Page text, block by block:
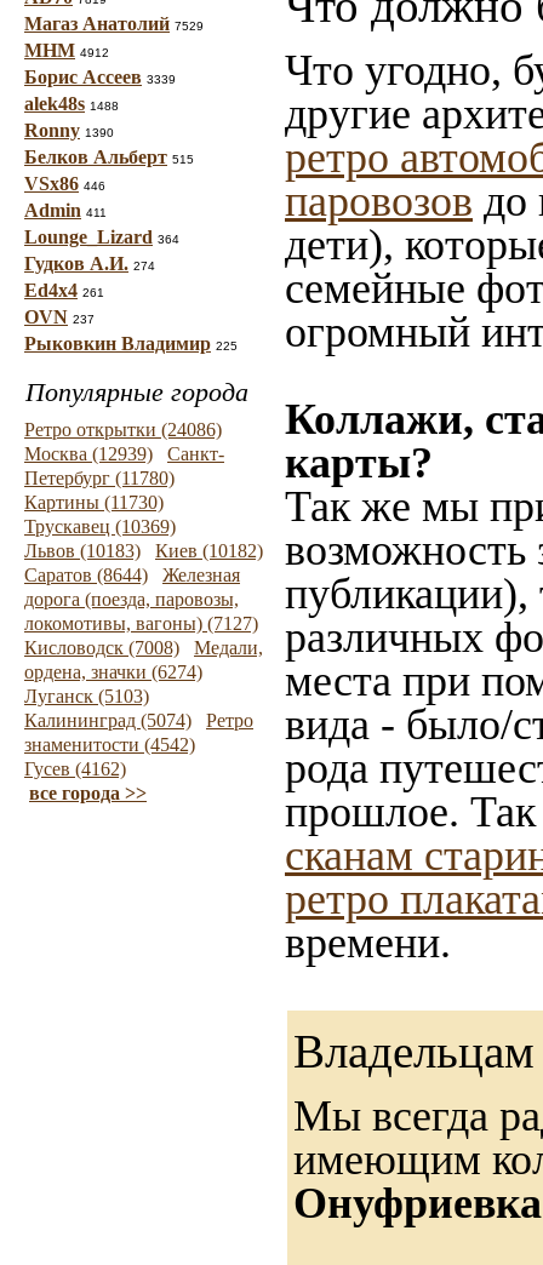
Магаз Анатолий 7529
МНМ 4912
Борис Ассеев 3339
alek48s 1488
Ronny 1390
Белков Альберт 515
VSx86 446
Admin 411
Lounge_Lizard 364
Гудков А.И. 274
Ed4x4 261
OVN 237
Рыковкин Владимир 225
Популярные города
Ретро открытки (24086)
Москва (12939)
Санкт-
Петербург (11780)
Картины (11730)
Трускавец (10369)
Львов (10183)
Киев (10182)
Саратов (8644)
Железная
дорога (поезда, паровозы,
локомотивы, вагоны) (7127)
Кисловодск (7008)
Медали,
ордена, значки (6274)
Луганск (5103)
Калининград (5074)
Ретро
знаменитости (4542)
Гусев (4162)
все города >>
Что угодно,
другие
ретро
паровозов до
дети),
семейные
огромный
Коллажи,
карты?
Так же мы
возможность
публикации),
различных
места при
вида - было/
рода
прошлое.
сканам
ретро
времени.
Мы всегда
имеющим